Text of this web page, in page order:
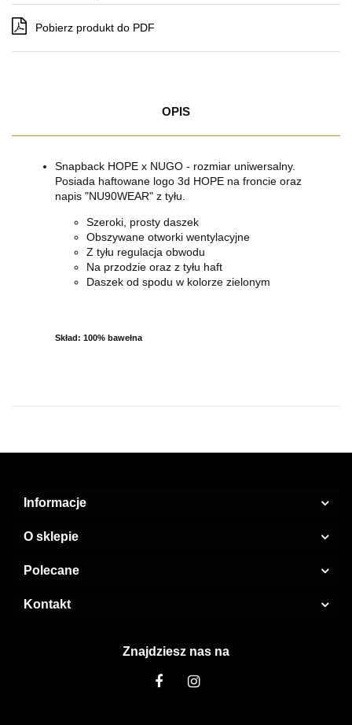
Pobierz produkt do PDF
OPIS
Snapback HOPE x NUGO - rozmiar uniwersalny.
Posiada haftowane logo 3d HOPE na froncie oraz
napis "NU90WEAR" z tyłu.
Szeroki, prosty daszek
Obszywane otworki wentylacyjne
Z tyłu regulacja obwodu
Na przodzie oraz z tyłu haft
Daszek od spodu w kolorze zielonym
Skład: 100% bawełna
Informacje
O sklepie
Polecane
Kontakt
Znajdziesz nas na